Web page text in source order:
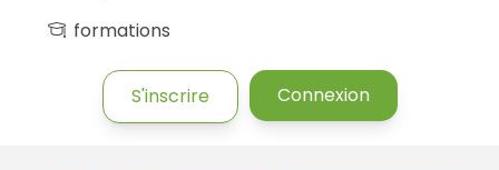
formations
S'inscrire Connexion